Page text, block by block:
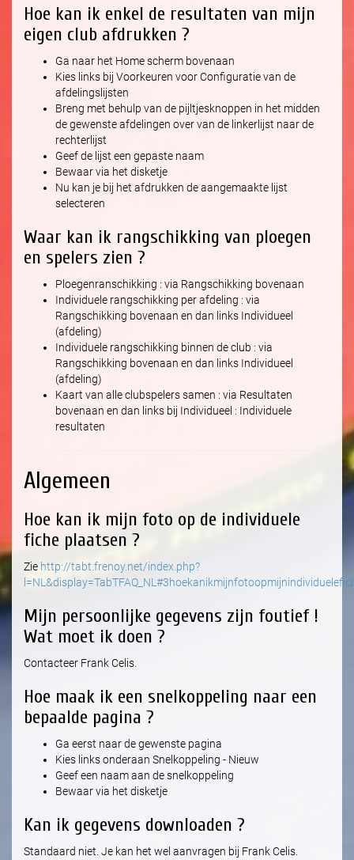
Hoe kan ik enkel de resultaten van mijn
eigen club afdrukken ?
Ga naar het Home scherm bovenaan
Kies links bij Voorkeuren voor Configuratie van de
afdelingslijsten
Breng met behulp van de pijltjesknoppen in het midden
de gewenste afdelingen over van de linkerlijst naar de
rechterlijst
Geef de lijst een gepaste naam
Bewaar via het disketje
Nu kan je bij het afdrukken de aangemaakte lijst
selecteren
Waar kan ik rangschikking van ploegen
en spelers zien ?
Ploegenranschikking : via Rangschikking bovenaan
Individuele rangschikking per afdeling : via
Rangschikking bovenaan en dan links Individueel
(afdeling)
Individuele rangschikking binnen de club : via
Rangschikking bovenaan en dan links Individueel
(afdeling)
Kaart van alle clubspelers samen : via Resultaten
bovenaan en dan links bij Individueel : Individuele
resultaten
Algemeen
Hoe kan ik mijn foto op de individuele
fiche plaatsen ?
Zie http://tabt.frenoy.net/index.php?
Mijn persoonlijke gegevens zijn foutief !
Wat moet ik doen ?
Contacteer Frank Celis.
Hoe maak ik een snelkoppeling naar een
bepaalde pagina ?
Ga eerst naar de gewenste pagina
Kies links onderaan Snelkoppeling - Nieuw
Geef een naam aan de snelkoppeling
Bewaar via het disketje
Kan ik gegevens downloaden ?
Standaard niet. Je kan het wel aanvragen bij Frank Celis.